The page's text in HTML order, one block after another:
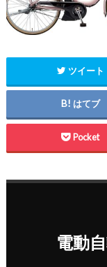
ツイート
はてブ
Pocket
電動